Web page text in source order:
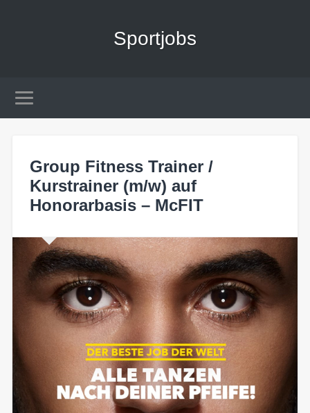
Sportjobs
Group Fitness Trainer /
Kurstrainer (m/w) auf
Honorarbasis – McFIT